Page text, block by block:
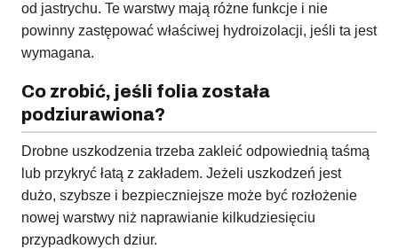
od jastrychu. Te warstwy mają różne funkcje i nie
powinny zastępować właściwej hydroizolacji, jeśli ta jest
wymagana.
Co zrobić, jeśli folia została
podziurawiona?
Drobne uszkodzenia trzeba zakleić odpowiednią taśmą
lub przykryć łatą z zakładem. Jeżeli uszkodzeń jest
dużo, szybsze i bezpieczniejsze może być rozłożenie
nowej warstwy niż naprawianie kilkudziesięciu
przypadkowych dziur.